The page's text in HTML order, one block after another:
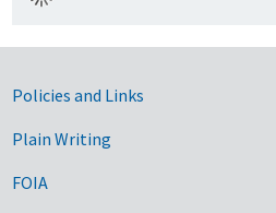
Government Links
Policies and Links
Plain Writing
FOIA